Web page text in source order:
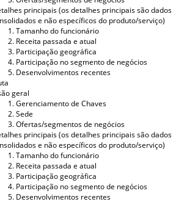
principais (os detalhes principais são dados
e não específicos do produto/serviço)
Tamanho do funcionário
Receita passada e atual
Participação geográfica
Participação no segmento de negócios
Desenvolvimentos recentes
geral
Gerenciamento de Chaves
Sede
Ofertas/segmentos de negócios
principais (os detalhes principais são dados
e não específicos do produto/serviço)
Tamanho do funcionário
Receita passada e atual
Participação geográfica
Participação no segmento de negócios
Desenvolvimentos recentes